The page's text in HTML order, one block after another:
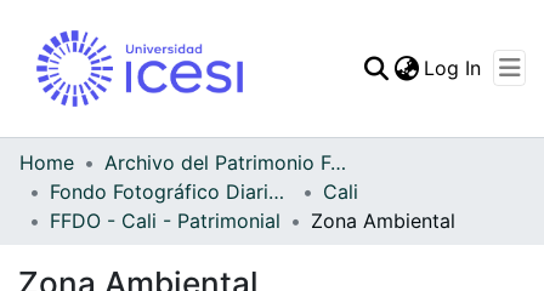
Statistics
Log In
Home
Archivo del Patrimonio Fotográfico y Fílmico del Valle del Cauca
Fondo Fotográfico Diario Occidente
Cali
FFDO - Cali - Patrimonial
Zona Ambiental
Zona Ambiental